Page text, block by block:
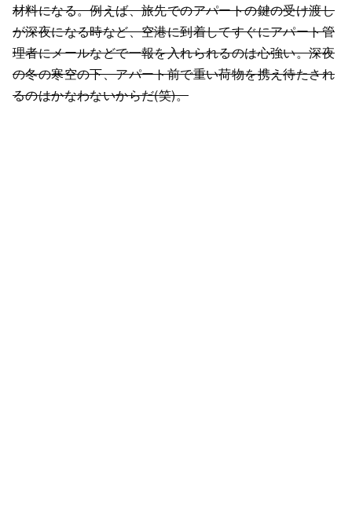
材料になる。例えば、旅先でのアパートの鍵の受け渡し
が深夜になる時など、空港に到着してすぐにアパート管
理者にメールなどで一報を入れられるのは心強い。深夜
の冬の寒空の下、アパート前で重い荷物を携え待たされ
るのはかなわないからだ(笑)。